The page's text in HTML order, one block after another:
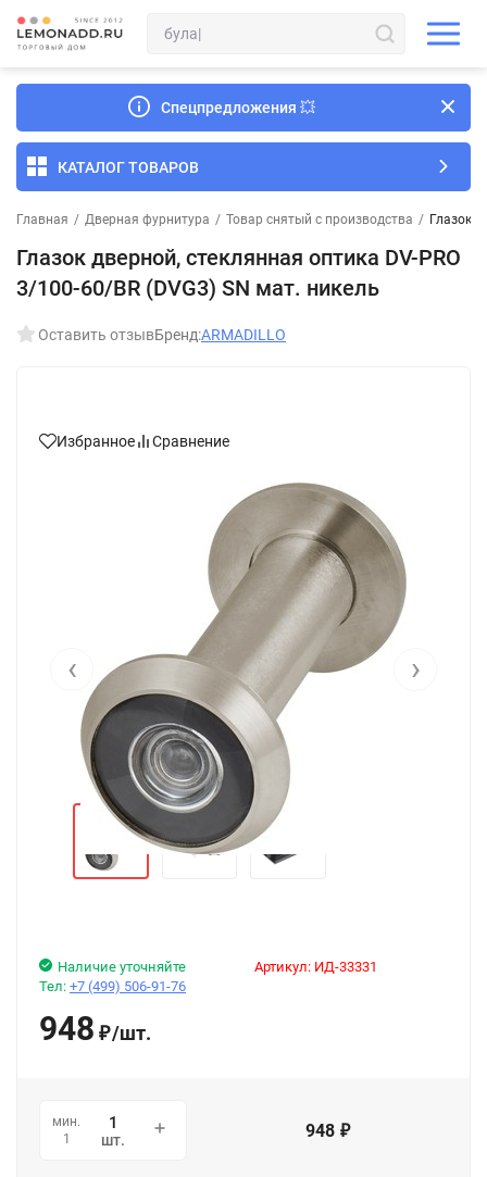
Спецпредложения 💥
КАТАЛОГ ТОВАРОВ
Главная / Дверная фурнитура / Товар снятый с производства / Глазок
Глазок дверной, стеклянная оптика DV-PRO
3/100-60/BR (DVG3) SN мат. никель
Оставить отзывБренд:ARMADILLO
Избранное Сравнение
‹ ›
Артикул: ИД-33331
Наличие уточняйте
Тел: +7 (499) 506-91-76
948 ₽/шт.
мин.
1
шт. 948 ₽